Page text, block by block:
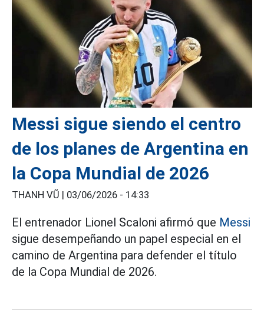
Messi sigue siendo el centro
de los planes de Argentina en
la Copa Mundial de 2026
THANH VŨ | 03/06/2026 - 14:33
El entrenador Lionel Scaloni afirmó que Messi
sigue desempeñando un papel especial en el
camino de Argentina para defender el título
de la Copa Mundial de 2026.